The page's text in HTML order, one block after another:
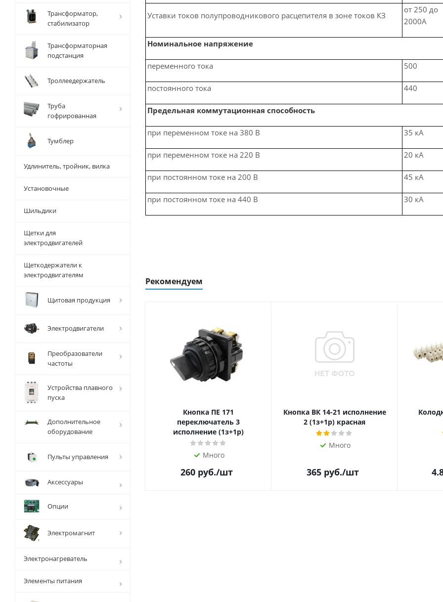
Уставки токов полупроводникового расцепителя в зоне токов КЗ
от 250 до
2000А
Номинальное напряжение
переменного тока 500
постоянного тока 440
Предельная коммутационная способность
при переменном токе на 380 В 35 кА
при переменном токе на 220 В 20 кА
при постоянном токе на 200 В 45 кА
при постоянном токе на 440 В 30 кА
Рекомендуем
Кнопка ПЕ 171
переключатель 3
исполнение (1з+1р)
Много
260 руб./шт
Кнопка ВК 14-21 исполнение
2 (1з+1р) красная
Много
365 руб./шт
Трансформатор,
стабилизатор
Трансформаторная
подстанция
Троллеедержатель
Труба
гофрированная
Тумблер
Удлинитель, тройник, вилка
Установочные
Шильдики
Щетки для
электродвигателей
Щеткодержатели к
электродвигателям
Щитовая продукция
Электродвигатели
Преобразователи
частоты
Устройства плавного
пуска
Дополнительное
оборудование
Пульты управления
Аксессуары
Опции
Электромагнит
Электронагреватель
Элементы питания